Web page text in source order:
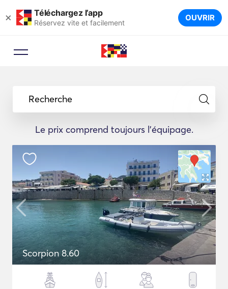
× Téléchargez l’app
Réservez vite et facilement OUVRIR
Recherche
Le prix comprend toujours l'équipage.
Scorpion 8.60